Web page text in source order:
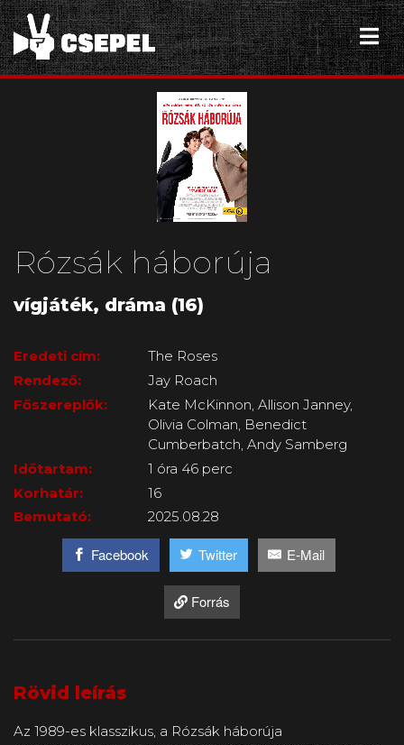
Rózsák háborúja
vígjáték, dráma (16)
Eredeti cím:
The Roses
Rendező:
Jay Roach
Főszereplők:
Kate McKinnon, Allison Janney,
Olivia Colman, Benedict
Cumberbatch, Andy Samberg
Időtartam:
1 óra 46 perc
Korhatár:
16
Bemutató:
2025.08.28
Facebook Twitter E-Mail
Forrás
Rövid leírás
Az 1989-es klasszikus, a Rózsák háborúja